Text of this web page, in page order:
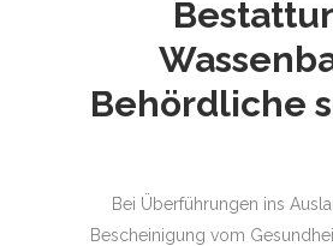
Behördliche
Bei Überführungen ins
Bescheinigung vom